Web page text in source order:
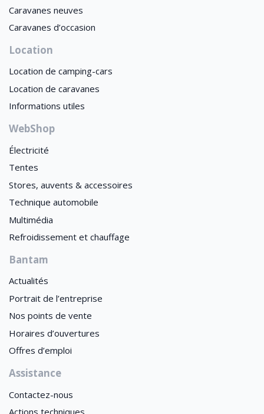
Caravanes neuves
Caravanes d’occasion
Location
Location de camping-cars
Location de caravanes
Informations utiles
WebShop
Électricité
Tentes
Stores, auvents & accessoires
Technique automobile
Multimédia
Refroidissement et chauffage
Bantam
Actualités
Portrait de l’entreprise
Nos points de vente
Horaires d’ouvertures
Offres d’emploi
Assistance
Contactez-nous
Actions techniques